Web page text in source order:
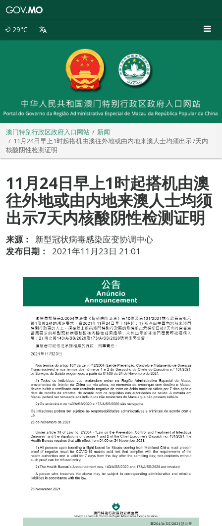
29°C
澳门特别行政区政府入口网站
新闻
11月24日早上1时起搭机由澳往外地或由内地来澳人士均须出示7天内
核酸阴性检测证明
11月24日早上1时起搭机由澳
往外地或由内地来澳人士均须
出示7天内核酸阴性检测证明
来源：
新型冠状病毒感染应变协调中心
发布日期：
2021年11月23日 21:01